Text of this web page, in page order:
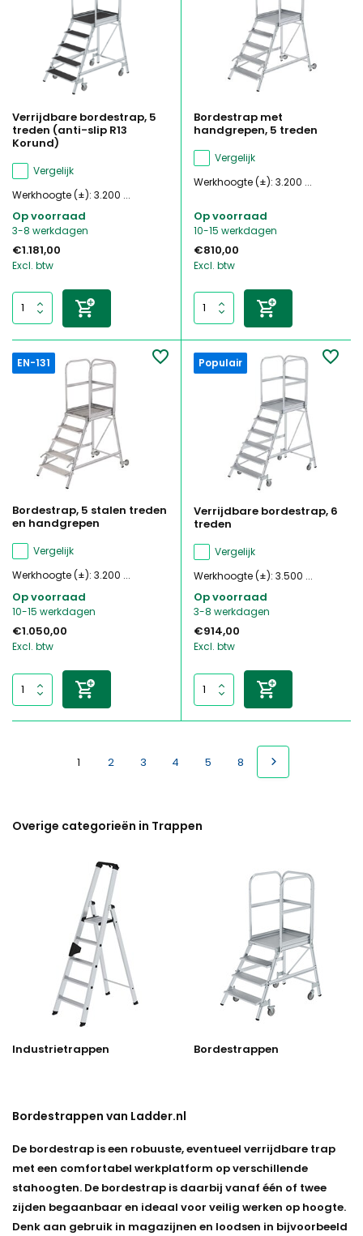
Verrijdbare bordestrap, 5
treden (anti-slip R13
Korund)
Vergelijk
Werkhoogte (±): 3.200 ...
Op voorraad
3-8 werkdagen
€1.181,00
Excl. btw
Bordestrap met
handgrepen, 5 treden
Vergelijk
Werkhoogte (±): 3.200 ...
Op voorraad
10-15 werkdagen
€810,00
Excl. btw
EN-131
Bordestrap, 5 stalen treden
en handgrepen
Vergelijk
Werkhoogte (±): 3.200 ...
Op voorraad
10-15 werkdagen
€1.050,00
Excl. btw
Populair
Verrijdbare bordestrap, 6
treden
Vergelijk
Werkhoogte (±): 3.500 ...
Op voorraad
3-8 werkdagen
€914,00
Excl. btw
1 2 3 4 5 8
Overige categorieën in Trappen
Industrietrappen Bordestrappen
Bordestrappen van Ladder.nl
De bordestrap is een robuuste, eventueel verrijdbare trap
met een comfortabel werkplatform op verschillende
stahoogten. De bordestrap is daarbij vanaf één of twee
zijden begaanbaar en ideaal voor veilig werken op hoogte.
Denk aan gebruik in magazijnen en loodsen in bijvoorbeeld